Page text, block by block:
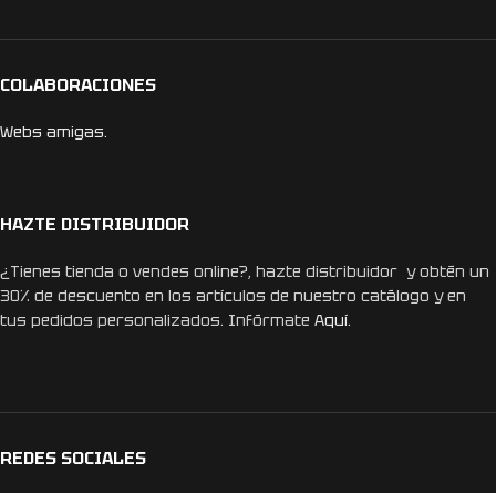
COLABORACIONES
Webs amigas.
HAZTE DISTRIBUIDOR
¿Tienes tienda o vendes online?, hazte distribuidor y obtén un
30% de descuento en los artículos de nuestro catálogo y en
tus pedidos personalizados. Infórmate Aquí.
REDES SOCIALES